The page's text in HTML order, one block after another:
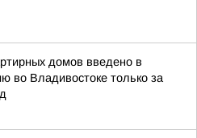
домов введено в
во Владивостоке только за